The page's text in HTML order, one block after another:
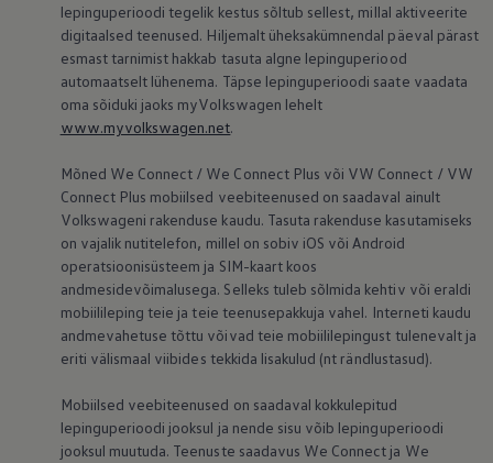
lepinguperioodi tegelik kestus sõltub sellest, millal aktiveerite
digitaalsed teenused. Hiljemalt üheksakümnendal päeval pärast
esmast tarnimist hakkab tasuta algne lepinguperiood
automaatselt lühenema. Täpse lepinguperioodi saate vaadata
oma sõiduki jaoks myVolkswagen lehelt
www.myvolkswagen.net.
Mõned We Connect / We Connect Plus või VW Connect / VW
Connect Plus mobiilsed veebiteenused on saadaval ainult
Volkswageni rakenduse kaudu. Tasuta rakenduse kasutamiseks
on vajalik nutitelefon, millel on sobiv iOS või Android
operatsioonisüsteem ja SIM-kaart koos
andmesidevõimalusega. Selleks tuleb sõlmida kehtiv või eraldi
mobiilileping teie ja teie teenusepakkuja vahel. Interneti kaudu
andmevahetuse tõttu võivad teie mobiililepingust tulenevalt ja
eriti välismaal viibides tekkida lisakulud (nt rändlustasud).
Mobiilsed veebiteenused on saadaval kokkulepitud
lepinguperioodi jooksul ja nende sisu võib lepinguperioodi
jooksul muutuda. Teenuste saadavus We Connect ja We